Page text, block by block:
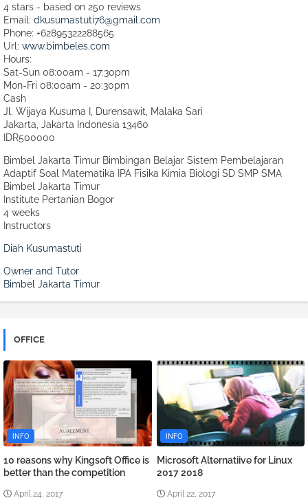
4 stars - based on 250 reviews
Email: dkusumastuti76@gmail.com
Phone: +62895322288565
Url: www.bimbeles.com
Hours:
Sat-Sun 08:00am - 17:30pm
Mon-Fri 08:00am - 20:30pm
Cash
Jl. Wijaya Kusuma I, Durensawit, Malaka Sari
Jakarta Jakarta Indonesia 13460
IDR500000
Bimbel Jakarta Timur Bimbingan Belajar Sistem Pembelajaran
Adaptif Soal Matematika IPA Fisika Kimia Biologi SD SMP SMA
Bimbel Jakarta Timur
Institute Pertanian Bogor
4 weeks
Instructors
Diah Kusumastuti
Owner and Tutor
Bimbel Jakarta Timur
OFFICE
INFO
10 reasons why Kingsoft Office is
better than the competition
April 24, 2017
INFO
Microsoft Alternatiive for Linux
2017 2018
April 22, 2017